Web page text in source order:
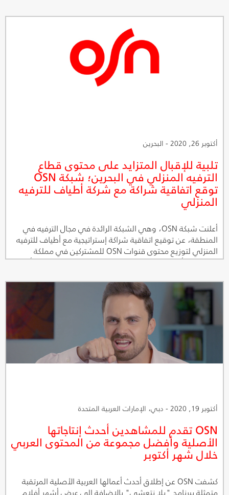
تجربة مميزة خلال احتفالات الهالوين.
أكتوبر 26, 2020 - البحرين
تلبية للإقبال المتزايد على محتوى قطاع
الترفيه المنزلي في البحرين؛ شبكة OSN
توقع اتفاقية شراكة مع شركة أطياف للترفيه
المنزلي
أعلنت شبكة OSN، وهي الشبكة الرائدة في مجال الترفيه في
المنطقة، عن توقيع اتفاقية شراكة إستراتيجية مع أطياف للترفيه
المنزلي لتوزيع محتوى قنوات OSN للمشتركين في مملكة
البحرين. وتأتي هذه الشراكة الاستراتيجية بين شبكة OSN وأطياف
المشاهدة، سوية مع الطلب المتزايد على خدمات المشاهدة
على الانترنت.
أكتوبر 19, 2020 - دبي، الإمارات العربية المتحدة
OSN تقدم للمشاهدين أحدث إنتاجاتها
الأصلية وأفضل مجموعة من المحتوى العربي
خلال شهر أكتوبر
كشفت OSN عن إطلاق أحدث أعمالها العربية الأصلية المرتقبة